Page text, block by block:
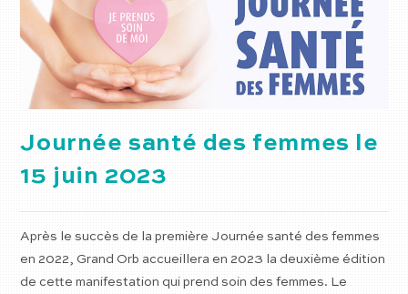
Journée santé des femmes le
15 juin 2023
Après le succès de la première Journée santé des femmes
en 2022, Grand Orb accueillera en 2023 la deuxième édition
de cette manifestation qui prend soin des femmes. Le